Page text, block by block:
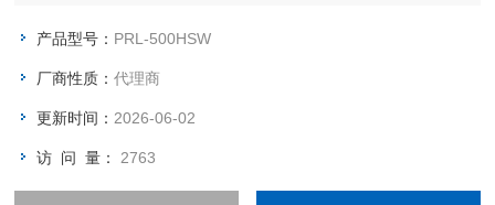
产品型号： PRL-500HSW
厂商性质：代理商
更新时间： 2026-06-02
访 问 量： 2763